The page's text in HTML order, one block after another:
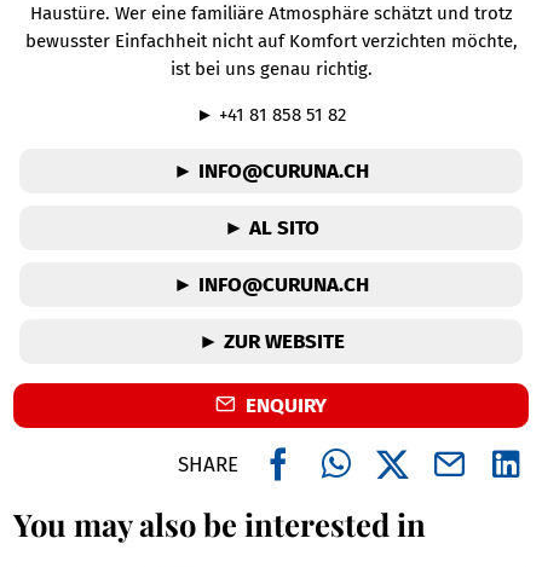
Haustüre. Wer eine familiäre Atmosphäre schätzt und trotz
bewusster Einfachheit nicht auf Komfort verzichten möchte,
ist bei uns genau richtig.
► +41 81 858 51 82
► INFO@CURUNA.CH
► AL SITO
► INFO@CURUNA.CH
► ZUR WEBSITE
ENQUIRY
SHARE
You may also be interested in